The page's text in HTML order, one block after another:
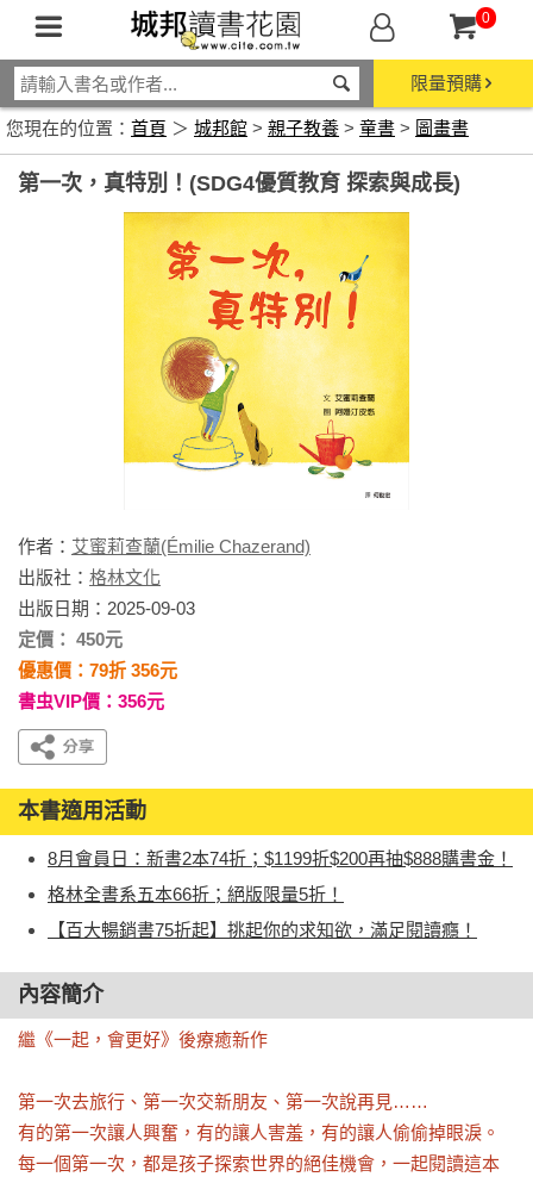
0
限量預購
您現在的位置： 首頁 ＞ 城邦館 > 親子教養 > 童書 > 圖畫書
第一次，真特別！(SDG4優質教育 探索與成長)
作者： 艾蜜莉查蘭(Émilie Chazerand)
出版社： 格林文化
出版日期：2025-09-03
定價： 450元
優惠價：79折 356元
書虫VIP價：356元
本書適用活動
8月會員日：新書2本74折；$1199折$200再抽$888購書金！
格林全書系五本66折；絕版限量5折！
【百大暢銷書75折起】挑起你的求知欲，滿足閱讀癮！
內容簡介
繼《一起，會更好》後療癒新作
第一次去旅行、第一次交新朋友、第一次說再見……
有的第一次讓人興奮，有的讓人害羞，有的讓人偷偷掉眼淚。
每一個第一次，都是孩子探索世界的絕佳機會，一起閱讀這本